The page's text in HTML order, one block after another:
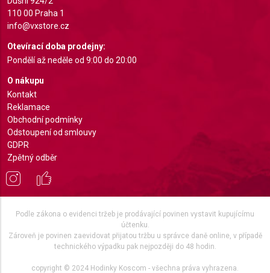
110 00 Praha 1
info@vxstore.cz
Otevírací doba prodejny:
Pondělí až neděle od 9:00 do 20:00
O nákupu
Kontakt
Reklamace
Obchodní podmínky
Odstoupení od smlouvy
GDPR
Zpětný odběr
Podle zákona o evidenci tržeb je prodávající povinen vystavit kupujícímu
účtenku.
Zároveň je povinen zaevidovat přijatou tržbu u správce daně online, v případě
technického výpadku pak nejpozději do 48 hodin.
copyright © 2024 Hodinky Koscom - všechna práva vyhrazena.